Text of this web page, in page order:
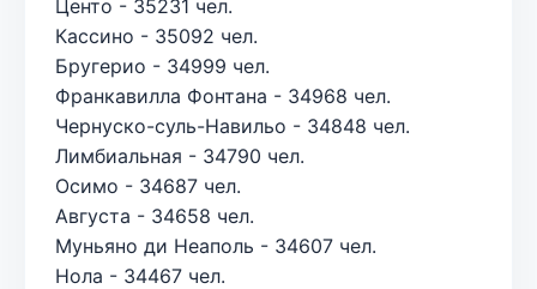
Центо - 35231 чел.
Кассино - 35092 чел.
Бругерио - 34999 чел.
Франкавилла Фонтана - 34968 чел.
Чернуско-суль-Навильо - 34848 чел.
Лимбиальная - 34790 чел.
Осимо - 34687 чел.
Августа - 34658 чел.
Муньяно ди Неаполь - 34607 чел.
Нола - 34467 чел.